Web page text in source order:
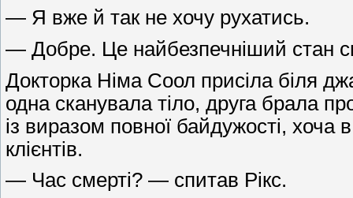
— Я вже й так не хочу рухатись.
— Добре. Це найбезпечніший стан
Докторка Німа Соол присіла біля
одна сканувала тіло, друга брала
із виразом повної байдужості, хоча
клієнтів.
— Час смерті? — спитав Рікс.